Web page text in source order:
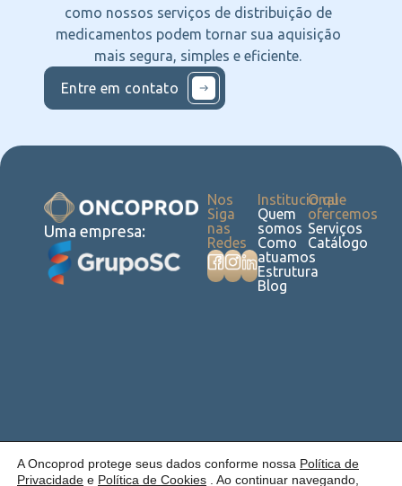
como nossos serviços de distribuição de
medicamentos podem tornar sua aquisição
mais segura, simples e eficiente.
Entre em contato
Uma empresa:
Institucional
Quem
somos
Como
atuamos
Estrutura
Blog
O que
ofercemos
Serviços
Catálogo
Nos
Siga
nas
Redes
Política de
Privacidade
Cookies
LaudosRecalls
E-
commerce
Trabalhe
Conosco
Desenvolvido
por Anfi Consulting
A Oncoprod protege seus dados conforme nossa Política de
Privacidade e Política de Cookies . Ao continuar navegando,